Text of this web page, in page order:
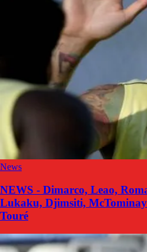
News
NEWS - Dimarco, Leao,
Lukaku, Djimsiti,
Touré